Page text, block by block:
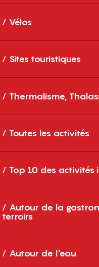
Vélos
Sites touristiques
Thermalisme,
Toutes les activités
Top 10 des activités
Autour de la
terroirs
Autour de l'eau
Cedex